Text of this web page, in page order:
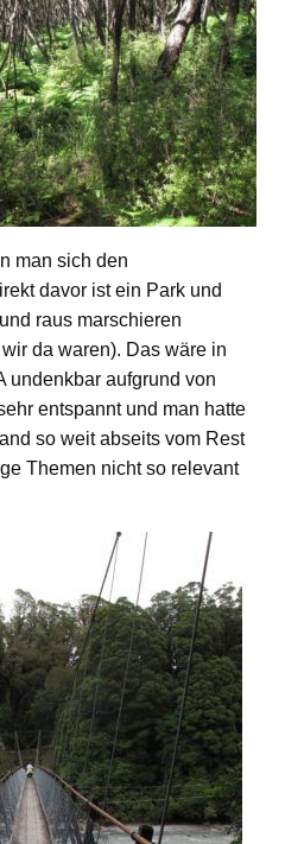
man sich den
davor ist ein Park und
raus marschieren
da waren). Das wäre in
undenkbar aufgrund von
entspannt und man hatte
so weit abseits vom Rest
Themen nicht so relevant